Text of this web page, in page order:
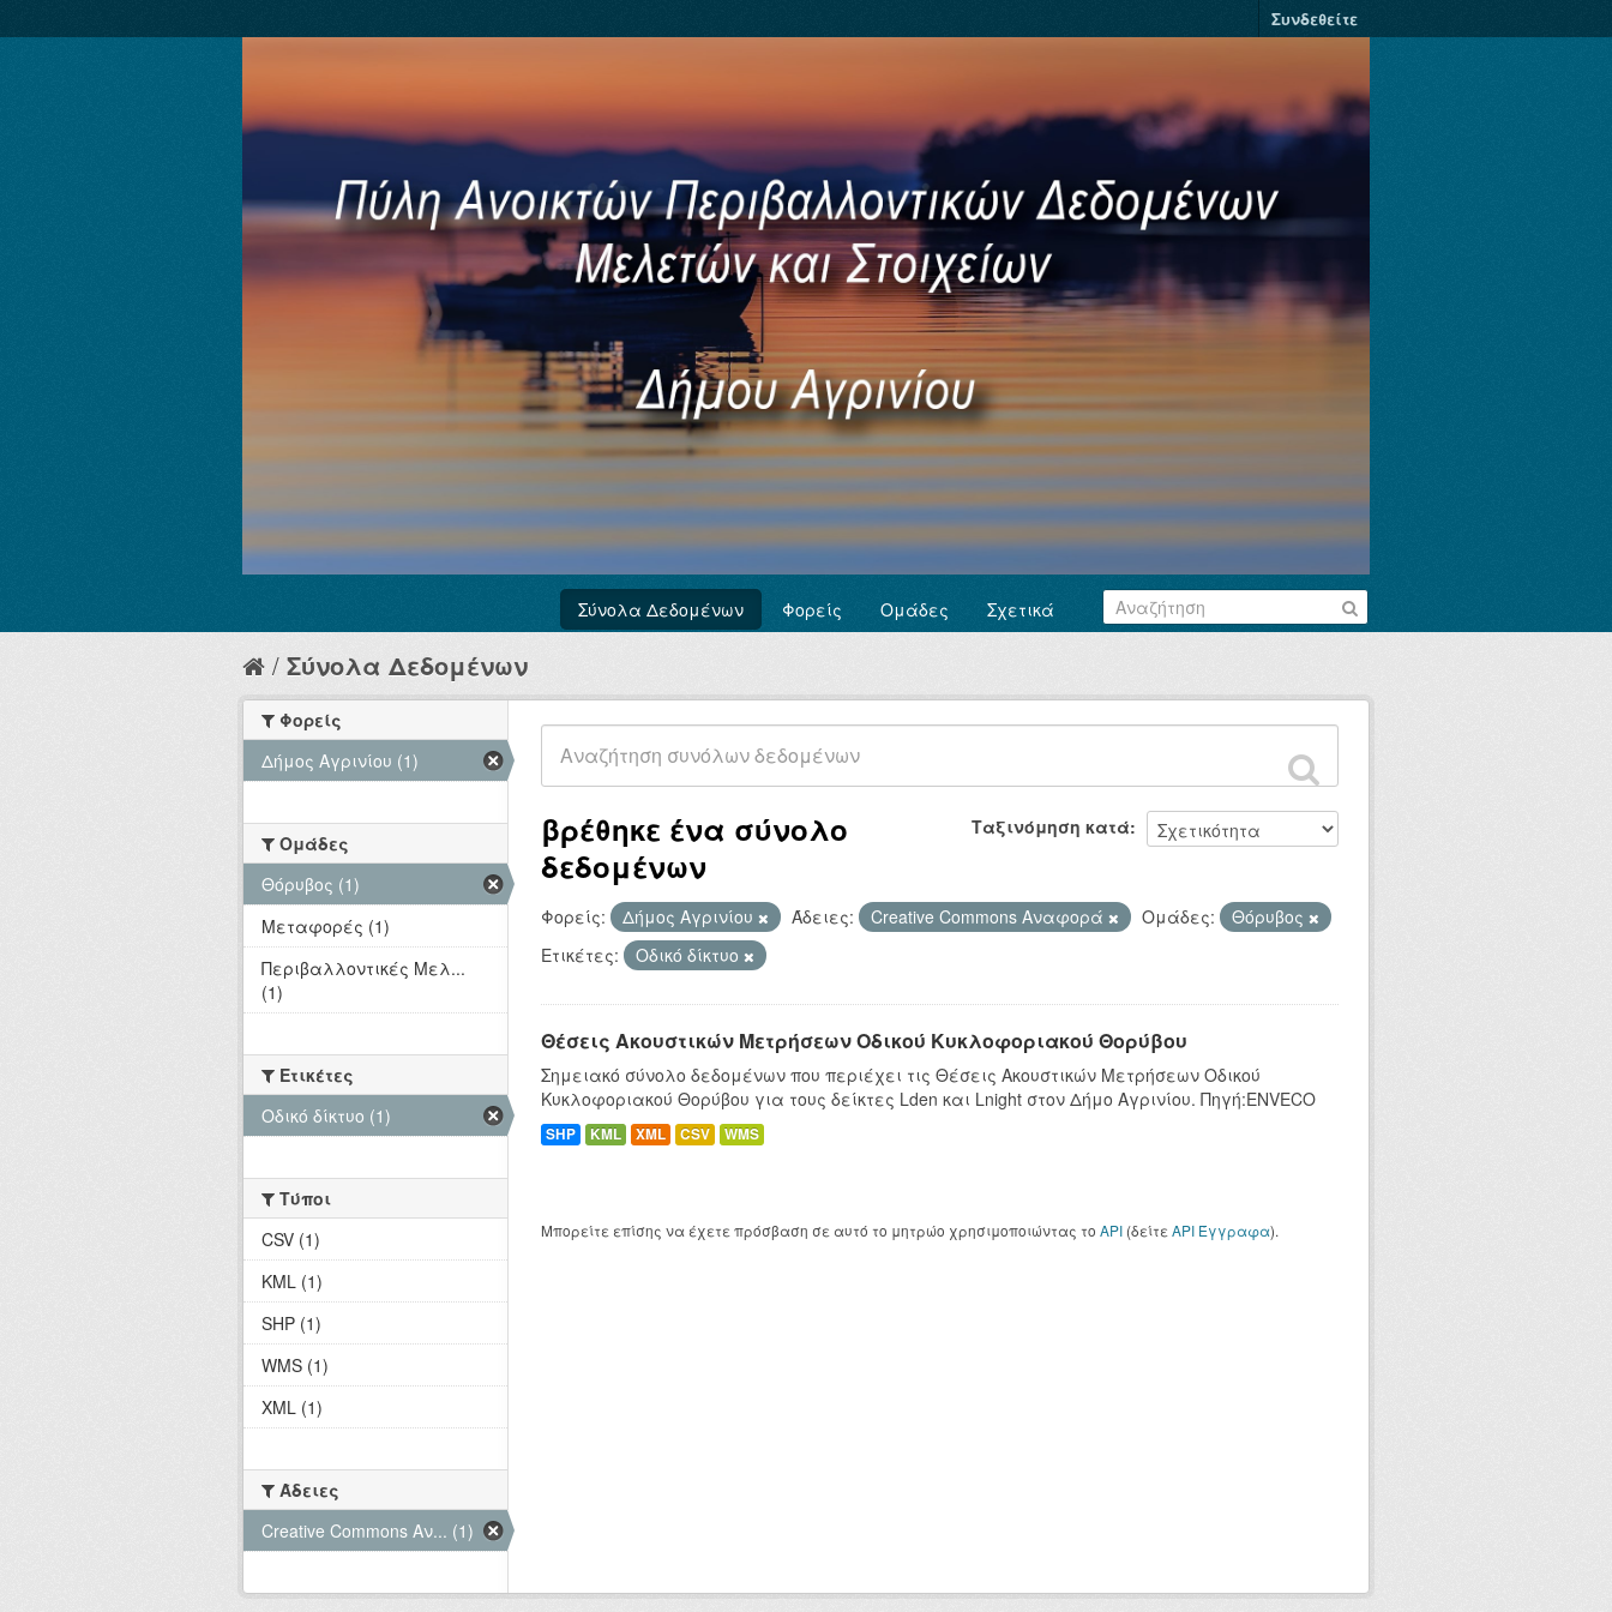
Συνδεθείτε
Σύνολα Δεδομένων Φορείς Ομάδες Σχετικά
Σύνολα Δεδομένων
Ταξινόμηση κατά
βρέθηκε ένα σύνολο
δεδομένων
Φορείς: Δήμος Αγρινίου Άδειες: Creative Commons Αναφορά Ομάδες:
Θόρυβος
Ετικέτες:
Οδικό δίκτυο
Θέσεις Ακουστικών Μετρήσεων Οδικού Κυκλοφοριακού Θορύβου
Σημειακό σύνολο δεδομένων που περιέχει τις Θέσεις Ακουστικών Μετρήσεων Οδικού
Κυκλοφοριακού Θορύβου για τους δείκτες Lden και Lnight στον Δήμο Αγρινίου. Πηγή:ENVECO
SHP KML XML CSV WMS
Μπορείτε επίσης να έχετε πρόσβαση σε αυτό το μητρώο χρησιμοποιώντας το API (δείτε API Έγγραφα).
Φορείς
Δήμος Αγρινίου (1)
Ομάδες
Θόρυβος (1)
Μεταφορές (1)
Περιβαλλοντικές Μελ...
(1)
Ετικέτες
Οδικό δίκτυο (1)
Τύποι
CSV (1)
KML (1)
SHP (1)
WMS (1)
XML (1)
Άδειες
Creative Commons Αν... (1)